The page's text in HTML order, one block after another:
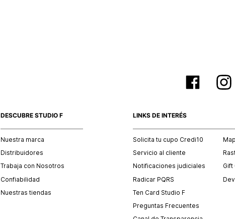
DESCUBRE STUDIO F
Nuestra marca
Distribuidores
Trabaja con Nosotros
Confiabilidad
Nuestras tiendas
LINKS DE INTERÉS
Solicita tu cupo Credi10
Servicio al cliente
Notificaciones judiciales
Radicar PQRS
Ten Card Studio F
Preguntas Frecuentes
Gift